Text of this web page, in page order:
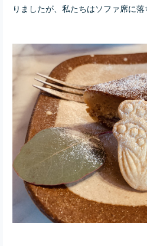
りましたが、私たちはソファ席に落